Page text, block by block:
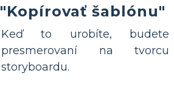
"Kopírovať šablónu"
Keď to urobíte, budete
presmerovaní na tvorcu
storyboardu.